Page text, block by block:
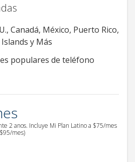
Canadá, México, Puerto Rico,
y Más
populares de teléfono
2 anos. Incluye Mi Plan Latino a $75/mes
mes)